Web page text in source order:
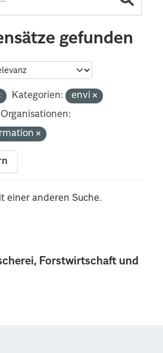
Forstwirtschaft und
gefunden
Kategorien:
envi
Organisationen:
einer anderen Suche.